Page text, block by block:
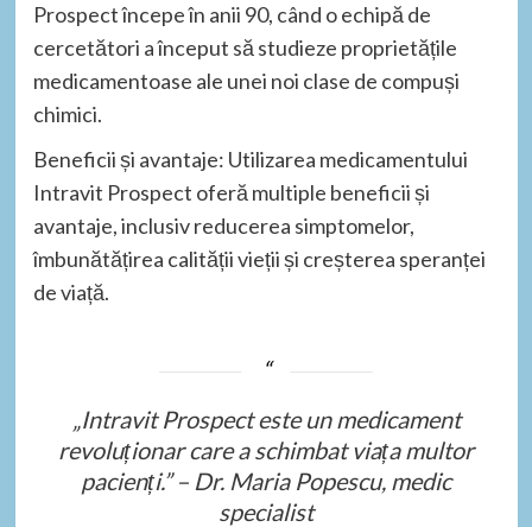
Prospect începe în anii 90, când o echipă de
cercetători a început să studieze proprietățile
medicamentoase ale unei noi clase de compuși
chimici.
Beneficii și avantaje: Utilizarea medicamentului
Intravit Prospect oferă multiple beneficii și
avantaje, inclusiv reducerea simptomelor,
îmbunătățirea calității vieții și creșterea speranței
de viață.
„Intravit Prospect este un medicament
revoluționar care a schimbat viața multor
pacienți.” – Dr. Maria Popescu, medic
specialist